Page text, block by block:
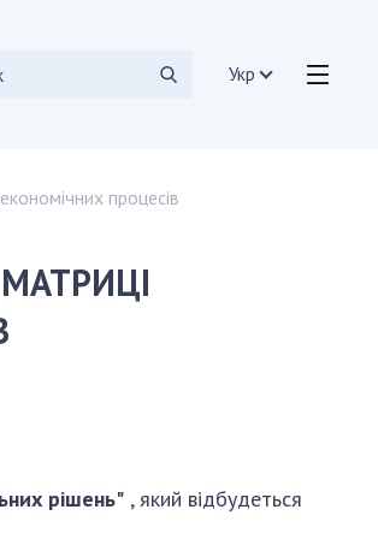
Укр
аналізу
процесів
рішень" , який відбудеться